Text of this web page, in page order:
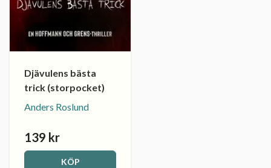
Djävulens bästa
trick (storpocket)
Anders Roslund
139 kr
KÖP